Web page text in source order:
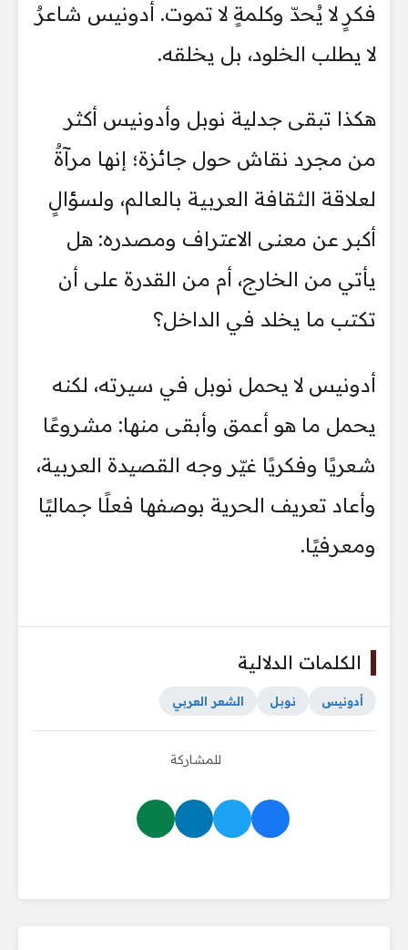
فكرٍ لا يُحدّ وكلمةٍ لا تموت. أدونيس شاعرٌ
لا يطلب الخلود، بل يخلقه.
هكذا تبقى جدلية نوبل وأدونيس أكثر
من مجرد نقاش حول جائزة؛ إنها مرآةٌ
لعلاقة الثقافة العربية بالعالم، ولسؤالٍ
أكبر عن معنى الاعتراف ومصدره: هل
يأتي من الخارج، أم من القدرة على أن
تكتب ما يخلد في الداخل؟
أدونيس لا يحمل نوبل في سيرته، لكنه
يحمل ما هو أعمق وأبقى منها: مشروعًا
شعريًا وفكريًا غيّر وجه القصيدة العربية،
وأعاد تعريف الحرية بوصفها فعلًا جماليًا
ومعرفيًا.
الكلمات الدلالية
أدونيس نوبل الشعر العربي
للمشاركة